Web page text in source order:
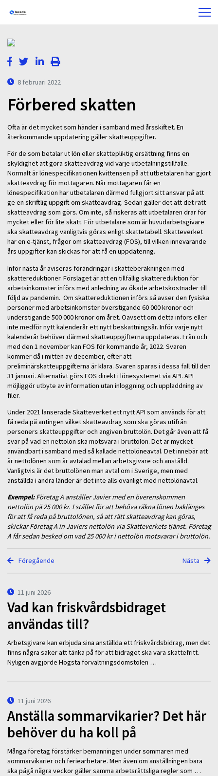
8 februari 2022
Förbered skatten
Ofta är det mycket som händer i samband med årsskiftet. En
återkommande uppdatering gäller skatteuppgifter.
För de som betalar ut lön eller skattepliktig ersättning finns en
skyldighet att göra skatteavdrag vid varje utbetalningstillfälle.
Normalt är lönespecifikationen kvittensen på att utbetalaren har gjort
skatteavdrag för mottagaren. När mottagaren får en
lönespecifikation har utbetalaren därmed fullgjort sitt ansvar på att
ge en skriftlig uppgift om skatteavdrag. Sedan gäller det att det rätt
skatteavdrag som görs. Om inte, så riskeras att utbetalaren drar för
mycket eller för lite skatt. För utbetalare som är huvudarbetsgivare
ska skatteavdrag vanligtvis göras enligt skattetabell. Skatteverket
har en e-tjänst, frågor om skatteavdrag (FOS), till vilken innevarande
års uppgifter kan skickas för att få en uppdatering.
Inför nästa år aviseras förändringar i skatteberäkningen med
skattereduktioner. Förslaget är att en tillfällig skattereduktion för
arbetsinkomster införs med anledning av ökade arbetskostnader till
följd av pandemin. Om skattereduktionen införs så avser den fysiska
personer med arbetsinkomster överstigande 60 000 kronor och
understigande 500 000 kronor om året. Oavsett om detta införs eller
inte medför nytt kalenderår ett nytt beskattningsår. Inför varje nytt
kalenderår behöver därmed skatteuppgifterna uppdateras. Från och
med den 1 november kan FOS för kommande år, 2022. Svaren
kommer då i mitten av december, efter att
preliminärskatteuppgifterna är klara. Svaren sparas i dessa fall till den
31 januari. Alternativt görs FOS direkt i lönesystemet via API. API
möjliggör utbyte av information utan inloggning och uppladdning av
filer.
Under 2021 lanserade Skatteverket ett nytt API som används för att
få reda på antingen vilket skatteavdrag som ska göras utifrån
personers skatteuppgifter och angiven bruttolön. Det går även att få
svar på vad en nettolön ska motsvara i bruttolön. Det är mycket
användbart i samband med så kallade nettolöneavtal. Det innebär att
är nettolönen som är avtalad mellan arbetsgivare och anställd.
Vanligtvis är det bruttolönen man avtal om i Sverige, men med
anställda i andra länder är det inte alls ovanligt med nettolönavtal.
Exempel:Företag A anställer Javier med en överenskommen
nettolön på 25 000 kr. I stället för att behöva räkna lönen baklänges
för att få reda på bruttolönen, så att rätt skatteavdrag kan göras,
skickar Företag A in Javiers nettolön via Skatteverkets tjänst. Företag
A får sedan besked om vad 25 000 kr i nettolön motsvarar i bruttolön.
Föregående Nästa
11 juni 2026
Vad kan friskvårdsbidraget
användas till?
Arbetsgivare kan erbjuda sina anställda ett friskvårdsbidrag, men det
finns några saker att tänka på för att bidraget ska vara skattefritt.
Nyligen avgjorde Högsta förvaltningsdomstolen …
11 juni 2026
Anställa sommarvikarier? Det här
behöver du ha koll på
Många företag förstärker bemanningen under sommaren med
sommarvikarier och feriearbetare. Men även om anställningen bara
ska pågå några veckor gäller samma arbetsrättsliga regler som …